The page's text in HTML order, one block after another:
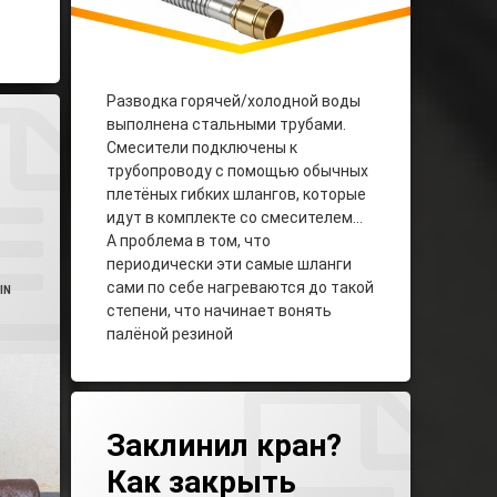
Разводка горячей/холодной воды
выполнена стальными трубами.
Смесители подключены к
трубопроводу с помощью обычных
плетёных гибких шлангов, которые
идут в комплекте со смесителем…
А проблема в том, что
периодически эти самые шланги
сами по себе нагреваются до такой
степени, что начинает вонять
палёной резиной
Давление В Водопроводе Нюансы
Заклинил кран?
Как закрыть
Заклинил Шаровый Кран